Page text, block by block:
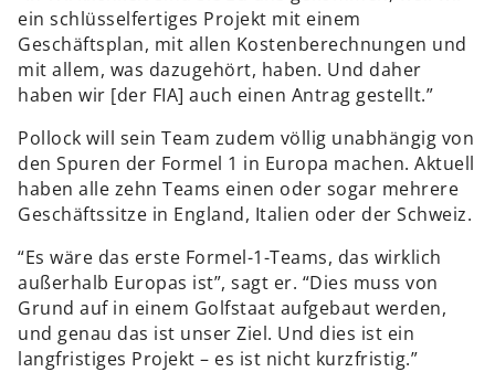
ein schlüsselfertiges Projekt mit einem
Geschäftsplan, mit allen Kostenberechnungen und
mit allem, was dazugehört, haben. Und daher
haben wir [der FIA] auch einen Antrag gestellt.”
Pollock will sein Team zudem völlig unabhängig von
den Spuren der Formel 1 in Europa machen. Aktuell
haben alle zehn Teams einen oder sogar mehrere
Geschäftssitze in England, Italien oder der Schweiz.
“Es wäre das erste Formel-1-Teams, das wirklich
außerhalb Europas ist”, sagt er. “Dies muss von
Grund auf in einem Golfstaat aufgebaut werden,
und genau das ist unser Ziel. Und dies ist ein
langfristiges Projekt – es ist nicht kurzfristig.”